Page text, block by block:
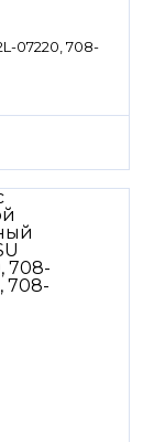
07220, 708-